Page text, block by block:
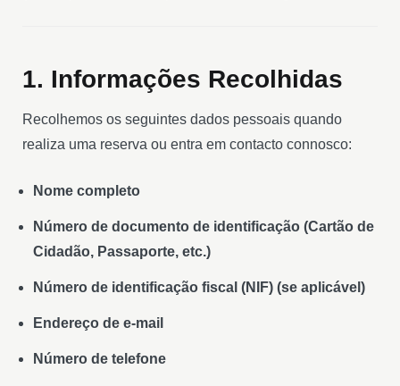
1. Informações Recolhidas
Recolhemos os seguintes dados pessoais quando
realiza uma reserva ou entra em contacto connosco:
Nome completo
Número de documento de identificação (Cartão de
Cidadão, Passaporte, etc.)
Número de identificação fiscal (NIF) (se aplicável)
Endereço de e-mail
Número de telefone